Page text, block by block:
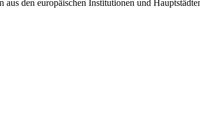
den europäischen Institutionen und